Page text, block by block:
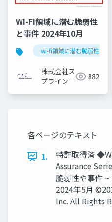
Wi-Fi領域に潜む脆弱性
と事件 2024年10月
wi-fi領域に潜む脆弱性と事
株式会社ス
プライン・
882
各ページのテキスト
1.
特許取得済
Assurance
脆弱性や事件
2024年5月
Inc. All Rights